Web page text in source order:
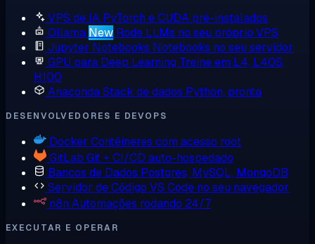
VPS de IA PyTorch e CUDA pré-instalados
Ollama New Rode LLMs no seu próprio VPS
Jupyter Notebooks Notebooks no seu servidor
GPU para Deep Learning Treine em L4, L40S,
H100
AnacondaStack de dados Python, pronta
DESENVOLVEDORES E DEVOPS
Docker Contêineres com acesso root
GitLab Git + CI/CD auto-hospedado
Bancos de Dados Postgres, MySQL, MongoDB
Servidor de Código VS Code no seu navegador
n8n Automações rodando 24/7
EXECUTAR E OPERAR